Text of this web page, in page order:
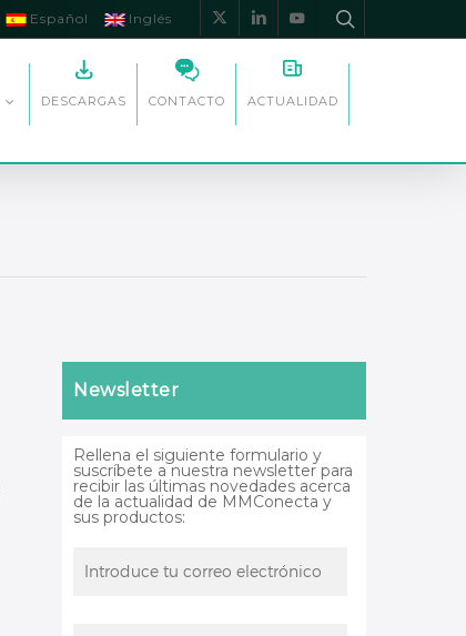
x-
linkedinyoutube
Español Inglés
DESCARGAS CONTACTO ACTUALIDAD
Newsletter
Rellena el siguiente formulario y
suscríbete a nuestra newsletter para
recibir las últimas novedades acerca
de la actualidad de MMConecta y
sus productos: